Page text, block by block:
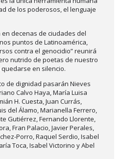
de los poderosos, el lenguaje
decenas de ciudades del
puntos de Latinoamérica,
contra el genocidio” reunirá
nutrido de poetas de nuestro
en silencio.
de dignidad pasarán Nieves
Calvo Haya, María Luisa
H. Cuesta, Juan Currás,
del Álamo, Marianella Ferrero,
Gutiérrez, Fernando Llorente,
Fran Palacio, Javier Perales,
Porro, Raquel Serdio, Isabel
Toca, Isabel Victorino y Abel